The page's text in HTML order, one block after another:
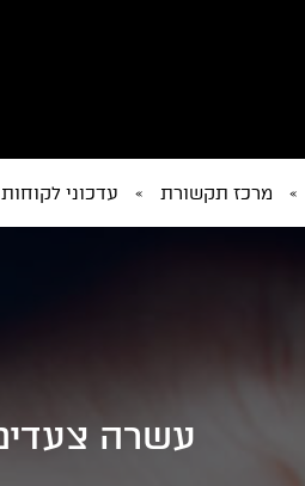
» מרכז תקשורת » עדכוני לקוחות
עשרה